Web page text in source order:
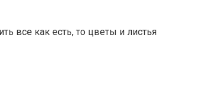
все как есть, то цветы и листья